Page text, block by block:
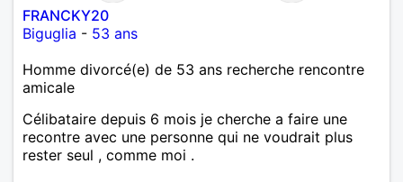
FRANCKY20
Biguglia - 53 ans
Homme divorcé(e) de 53 ans recherche rencontre
amicale
Célibataire depuis 6 mois je cherche a faire une
recontre avec une personne qui ne voudrait plus
rester seul , comme moi .